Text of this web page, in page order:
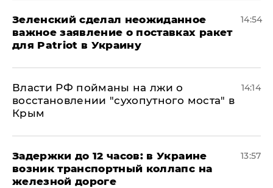
Зеленский сделал неожиданное
важное заявление о поставках ракет
для Patriot в Украину
14:54
Власти РФ пойманы на лжи о
восстановлении "сухопутного моста" в
Крым
14:14
Задержки до 12 часов: в Украине
возник транспортный коллапс на
железной дороге
13:57